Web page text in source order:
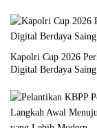
Kapolri Cup 2026
Digital Berdaya